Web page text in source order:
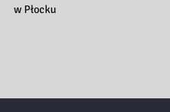
w Płocku